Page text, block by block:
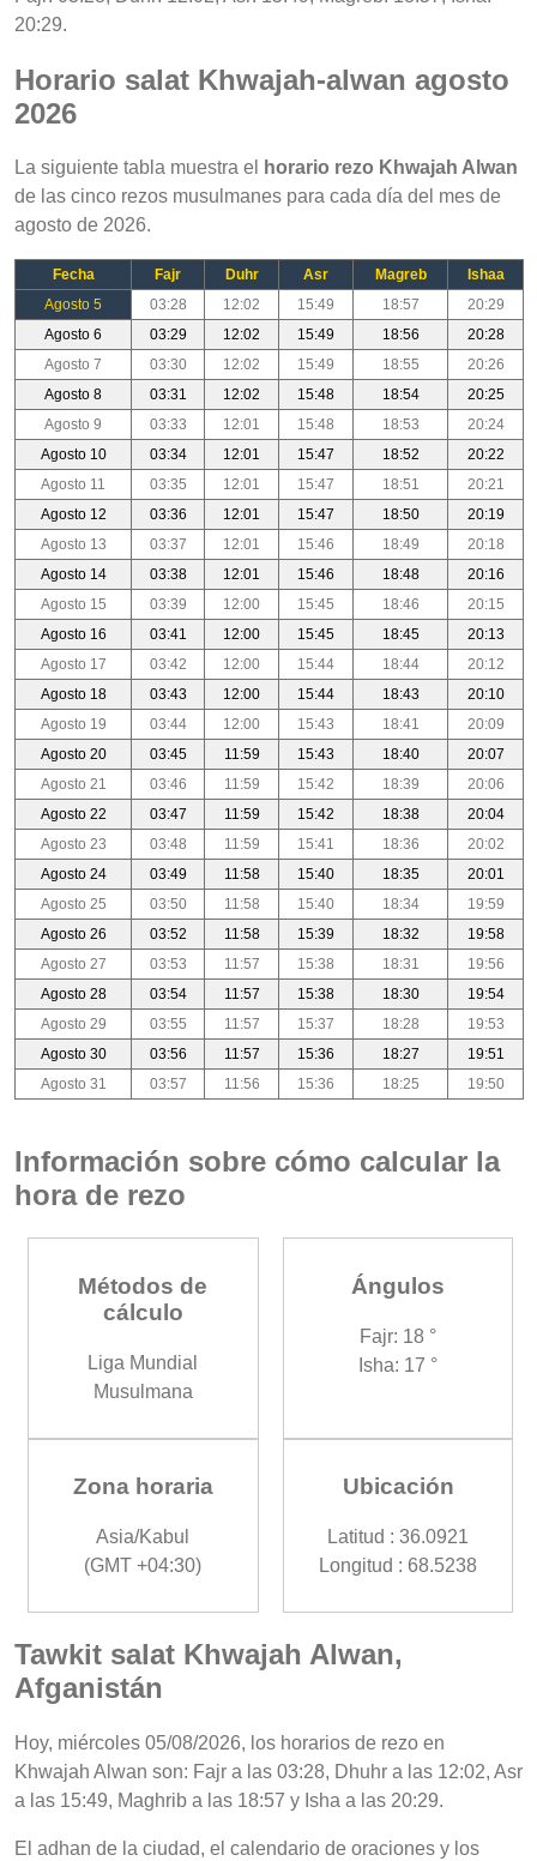
20:29.
Horario salat Khwajah-alwan agosto
2026
La siguiente tabla muestra el
horario rezo Khwajah Alwan
de las cinco rezos musulmanes para cada día del mes de
agosto de 2026.
Fecha Fajr Duhr Asr Magreb
Ishaa
Agosto 5
03:28 12:02 15:49 18:57
20:29
Agosto 6
03:29 12:02 15:49 18:56
20:28
Agosto 7
03:30 12:02 15:49 18:55
20:26
Agosto 8
03:31 12:02 15:48 18:54
20:25
Agosto 9
03:33 12:01 15:48 18:53
20:24
Agosto 10
03:34 12:01 15:47 18:52
20:22
Agosto 11
03:35 12:01 15:47 18:51
20:21
Agosto 12
03:36 12:01 15:47 18:50
20:19
Agosto 13
03:37 12:01 15:46 18:49
20:18
Agosto 14
03:38 12:01 15:46 18:48
20:16
Agosto 15
03:39 12:00 15:45 18:46
20:15
Agosto 16
03:41 12:00 15:45 18:45
20:13
Agosto 17
03:42 12:00 15:44 18:44
20:12
Agosto 18
03:43 12:00 15:44 18:43
20:10
Agosto 19
03:44 12:00 15:43 18:41
20:09
Agosto 20
03:45 11:59 15:43 18:40
20:07
Agosto 21
03:46 11:59 15:42 18:39
20:06
Agosto 22
03:47 11:59 15:42 18:38
20:04
Agosto 23
03:48 11:59 15:41 18:36
20:02
Agosto 24
03:49 11:58 15:40 18:35
20:01
Agosto 25
03:50 11:58 15:40 18:34
19:59
Agosto 26
03:52 11:58 15:39 18:32
19:58
Agosto 27
03:53 11:57 15:38 18:31
19:56
Agosto 28
03:54 11:57 15:38 18:30
19:54
Agosto 29
03:55 11:57 15:37 18:28
19:53
Agosto 30
03:56 11:57 15:36 18:27
19:51
Agosto 31
03:57 11:56 15:36 18:25 19:50
Información sobre cómo calcular la
hora de rezo
Métodos de
cálculo
Liga Mundial
Musulmana
Ángulos
Fajr: 18 °
Isha: 17 °
Zona horaria
Asia/Kabul
(GMT +04:30)
Ubicación
Latitud : 36.0921
Longitud : 68.5238
Tawkit salat Khwajah Alwan,
Afganistán
Hoy, miércoles 05/08/2026, los horarios de rezo en
Khwajah Alwan son: Fajr a las 03:28, Dhuhr a las 12:02, Asr
a las 15:49, Maghrib a las 18:57 y Isha a las 20:29.
El adhan de la ciudad, el calendario de oraciones y los